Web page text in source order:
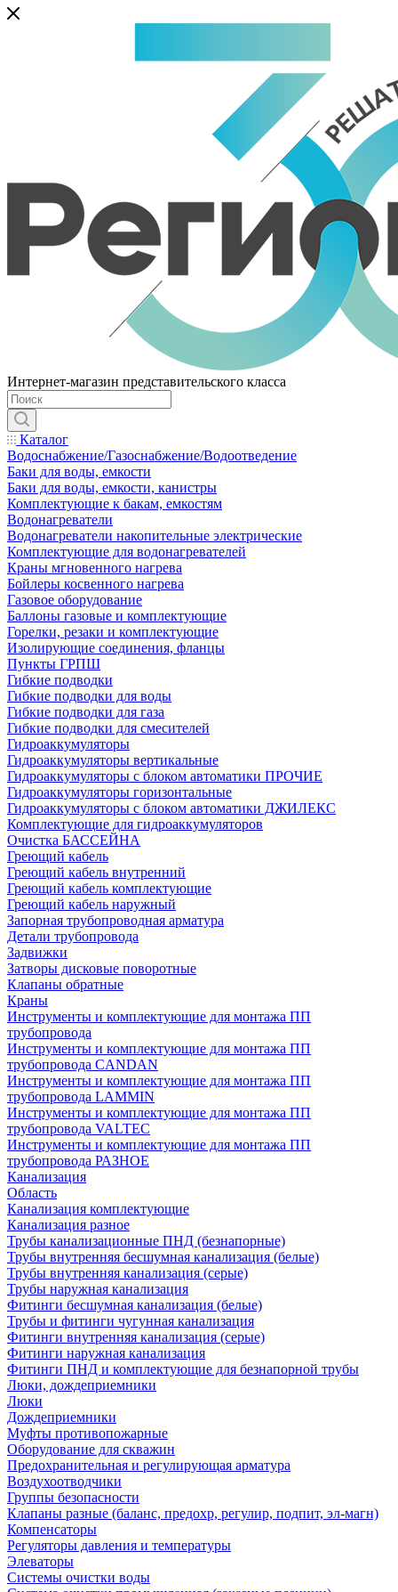
Интернет-магазин представительского класса
Каталог
Водоснабжение/Газоснабжение/Водоотведение
Баки для воды, емкости
Баки для воды, емкости, канистры
Комплектующие к бакам, емкостям
Водонагреватели
Водонагреватели накопительные электрические
Комплектующие для водонагревателей
Краны мгновенного нагрева
Бойлеры косвенного нагрева
Газовое оборудование
Баллоны газовые и комплектующие
Горелки, резаки и комплектующие
Изолирующие соединения, фланцы
Пункты ГРПШ
Гибкие подводки
Гибкие подводки для воды
Гибкие подводки для газа
Гибкие подводки для смесителей
Гидроаккумуляторы
Гидроаккумуляторы вертикальные
Гидроаккумуляторы с блоком автоматики ПРОЧИЕ
Гидроаккумуляторы горизонтальные
Гидроаккумуляторы с блоком автоматики ДЖИЛЕКС
Комплектующие для гидроаккумуляторов
Очистка БАССЕЙНА
Греющий кабель
Греющий кабель внутренний
Греющий кабель комплектующие
Греющий кабель наружный
Запорная трубопроводная арматура
Детали трубопровода
Задвижки
Затворы дисковые поворотные
Клапаны обратные
Краны
Инструменты и комплектующие для монтажа ПП
трубопровода
Инструменты и комплектующие для монтажа ПП
трубопровода CANDAN
Инструменты и комплектующие для монтажа ПП
трубопровода LAMMIN
Инструменты и комплектующие для монтажа ПП
трубопровода VALTEC
Инструменты и комплектующие для монтажа ПП
трубопровода РАЗНОЕ
Канализация
Область
Канализация комплектующие
Канализация разное
Трубы канализационные ПНД (безнапорные)
Трубы внутренняя бесшумная канализация (белые)
Трубы внутренняя канализация (серые)
Трубы наружная канализация
Фитинги бесшумная канализация (белые)
Трубы и фитинги чугунная канализация
Фитинги внутренняя канализация (серые)
Фитинги наружная канализация
Фитинги ПНД и комплектующие для безнапорной трубы
Люки, дождеприемники
Люки
Дождеприемники
Муфты противопожарные
Оборудование для скважин
Предохранительная и регулирующая арматура
Воздухоотводчики
Группы безопасности
Клапаны разные (баланс, предохр, регулир, подпит, эл-магн)
Компенсаторы
Регуляторы давления и температуры
Элеваторы
Системы очистки воды